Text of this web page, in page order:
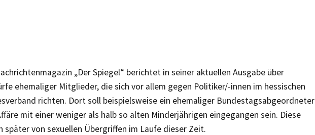
„Der Spiegel“ berichtet in seiner aktuellen Ausgabe über
ehemaliger Mitglieder, die sich vor allem gegen Politiker/-innen im hessischen
richten. Dort soll beispielsweise ein ehemaliger Bundestagsabgeordneter
mit einer weniger als halb so alten Minderjährigen eingegangen sein. Diese
später von sexuellen Übergriffen im Laufe dieser Zeit.